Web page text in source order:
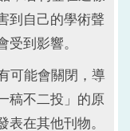
到自己的學術聲
到影響。
能會關閉，導
稿不二投」的原
表在其他刊物。